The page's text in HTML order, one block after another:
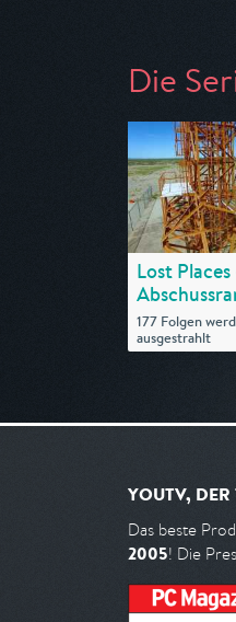
Die
Lost Places
177 Folgen
ausgestrahlt
YOUTV, DER
Das beste
2005! Die